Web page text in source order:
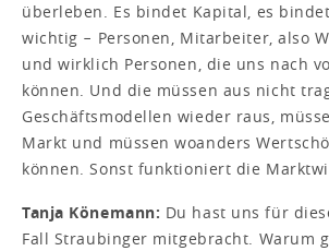
überleben. Es bindet Kapital, es
wichtig − Personen, Mitarbeiter, also
und wirklich Personen, die uns nach
können. Und die müssen aus nicht
Geschäftsmodellen wieder raus,
Markt und müssen woanders
können. Sonst funktioniert die
Tanja Könemann: Du hast uns für
Fall Straubinger mitgebracht. Warum